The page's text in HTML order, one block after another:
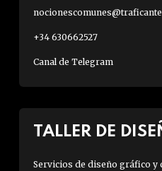
+34 630662527
Canal de Telegram
TALLER DE
Servicios de diseño gráfico y